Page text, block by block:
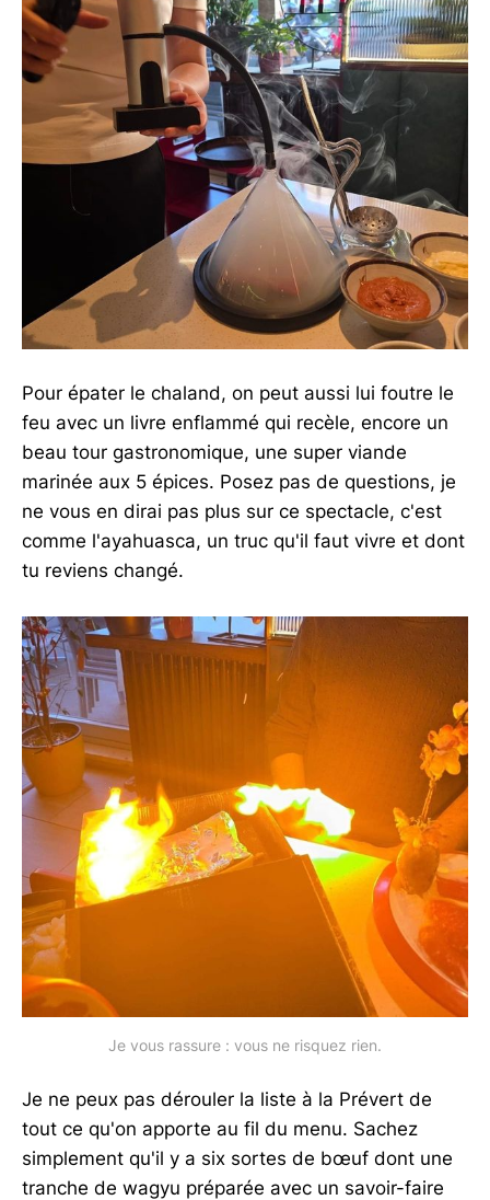
Pour épater le chaland, on peut aussi lui foutre le
feu avec un livre enflammé qui recèle, encore un
beau tour gastronomique, une super viande
marinée aux 5 épices. Posez pas de questions, je
ne vous en dirai pas plus sur ce spectacle, c'est
comme l'ayahuasca, un truc qu'il faut vivre et dont
tu reviens changé.
Je vous rassure : vous ne risquez rien.
Je ne peux pas dérouler la liste à la Prévert de
tout ce qu'on apporte au fil du menu. Sachez
simplement qu'il y a six sortes de bœuf dont une
tranche de wagyu préparée avec un savoir-faire